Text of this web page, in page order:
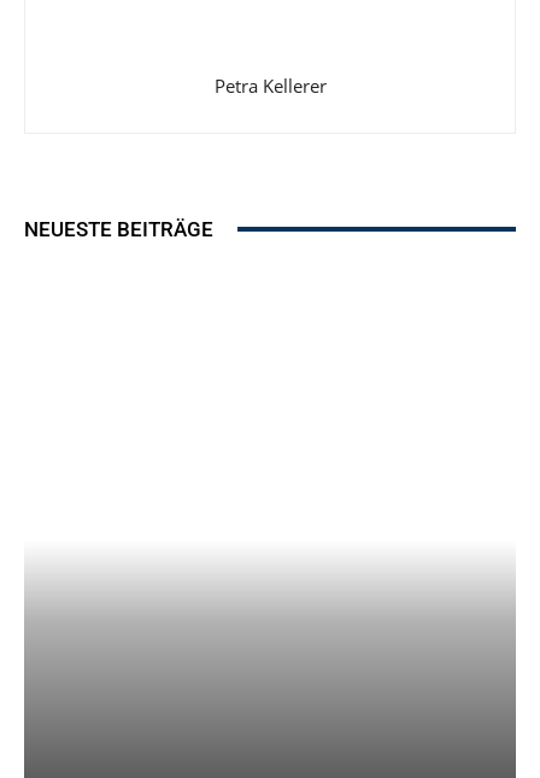
Petra Kellerer
NEUESTE BEITRÄGE